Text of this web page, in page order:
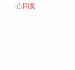
回复